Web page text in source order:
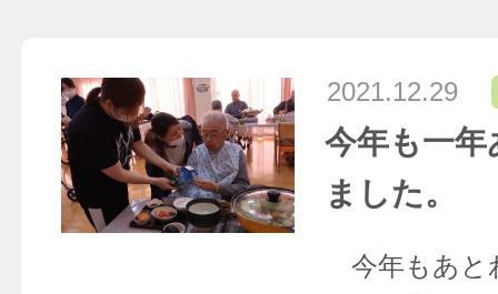
2021.12.29
今年も一
ました。
今年もあ